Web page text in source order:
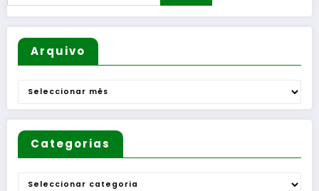
Arquivo
Arquivo
Categorias
Categorias